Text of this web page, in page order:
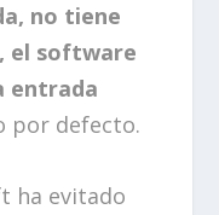
no tiene
el software
entrada
por defecto.
ha evitado